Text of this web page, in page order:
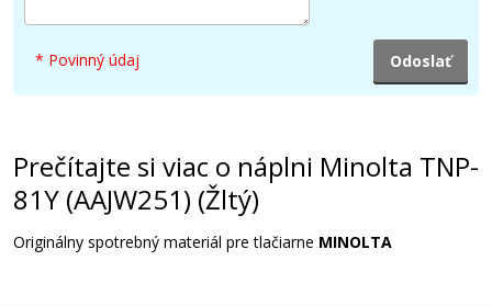
* Povinný údaj
Prečítajte si viac o náplni Minolta TNP-
81Y (AAJW251) (Žltý)
Originálny spotrebný materiál pre tlačiarne MINOLTA